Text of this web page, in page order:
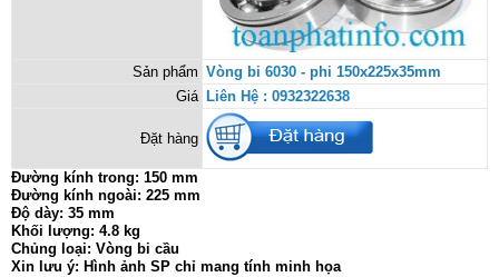
Sản phẩm Vòng bi 6030 - phi 150x225x35mm
Giá Liên Hệ : 0932322638
Đặt hàng
Đường kính trong: 150 mm
Đường kính ngoài: 225 mm
Độ dày: 35 mm
Khối lượng: 4.8 kg
Chủng loại: Vòng bi cầu
Xin lưu ý: Hình ảnh SP chỉ mang tính minh họa